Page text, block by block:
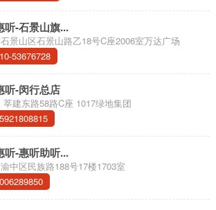
听-石景山旗...
景山区石景山路乙18号C座2006室万达广场
53676728
听-闵行总店
莘建东路58路C座 1017绿地集团
听-惠听助听...
中区民族路188号17楼1703室